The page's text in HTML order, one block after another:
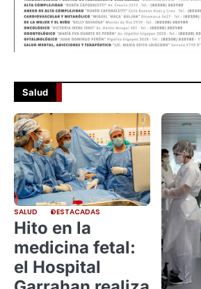
Salud
SALUD DESTACADAS
Hito en la
medicina fetal:
el Hospital